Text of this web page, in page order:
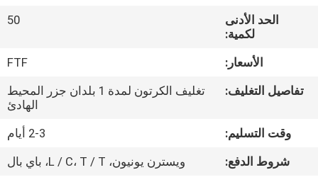
المصنع
الجودة
اتصل
الحد الأدنى
لكمية:
50
الأسعار:
FTF
تفاصيل التغليف:
تغليف الكرتون لمدة 1 بلدان جزر المحيط
الهادئ
وقت التسليم:
2-3 أيام
شروط الدفع:
ويسترن يونيون، L / C، T / T، باي بال